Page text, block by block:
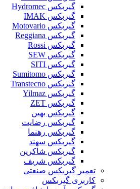
گیربکس Hydromec
گیربکس IMAK
گیربکس Motovario
گیربکس Reggiana
گیربکس Rossi
گیربکس SEW
گیربکس SITI
گیربکس Sumitomo
گیربکس Transtecno
گیربکس Yilmaz
گیربکس ZET
گیربکس بهین
گیربکس رضایت
گیربکس رهنما
گیربکس سهند
گیربکس شاکرین
گیربکس شریف
تعمیر گیربکس صنعتی
کاربری گیربکس